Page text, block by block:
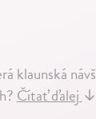
klaunská
Čítať ďalej↓